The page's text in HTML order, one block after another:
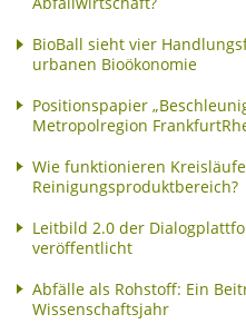
BioBall sieht vier
urbanen Bioökonomie
Positionspapier
Metropolregion
Wie funktionieren
Reinigungsproduktbereich?
Leitbild 2.0 der
veröffentlicht
Abfälle als Rohstoff: Ein
Wissenschaftsjahr